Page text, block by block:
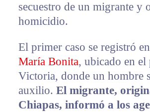
secuestro de un migrante y
homicidio.
El primer caso se registró
María Bonita, ubicado en el
Victoria, donde un hombre
auxilio. El migrante,
Chiapas, informó a los